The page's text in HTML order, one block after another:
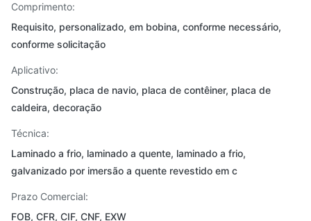
Comprimento:
Requisito, personalizado, em bobina, conforme necessário,
conforme solicitação
Aplicativo:
Construção, placa de navio, placa de contêiner, placa de
caldeira, decoração
Técnica:
Laminado a frio, laminado a quente, laminado a frio,
galvanizado por imersão a quente revestido em c
Prazo Comercial:
FOB, CFR, CIF, CNF, EXW